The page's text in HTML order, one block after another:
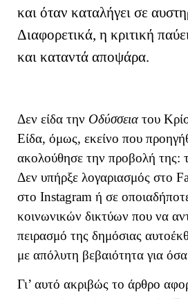
και όταν καταλήγει σε
Διαφορετικά, η κριτική
και καταντά αποψάρα.
Δεν είδα την Οδύσσειατου
Είδα, όμως, εκείνο που
ακολούθησε την προβολή της:
Δεν υπήρξε λογαριασμός στο
στο Instagram ή σε
κοινωνικών δικτύων που να
πειρασμό της δημόσιας
με απόλυτη βεβαιότητα για
Γι’ αυτό ακριβώς το άρθρο